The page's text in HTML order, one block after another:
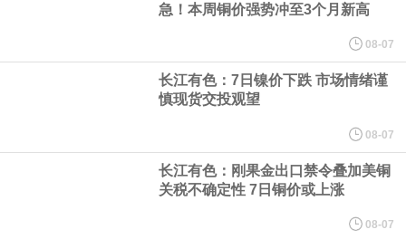
宇树科技董事长、总经理兼首席技术官王兴兴在网上路演时表示，
成技术、高紧凑度机器人身体集成技术、机器人激光雷达全自研核
心技术等多项已商业化应用的核心技术并已应用于公司的高性能通
急！本周铜价强势冲至3个月新高
08-07
长江有色：7日镍价下跌 市场情绪谨
慎现货交投观望
08-07
长江有色：刚果金出口禁令叠加美铜
关税不确定性 7日铜价或上涨
08-07